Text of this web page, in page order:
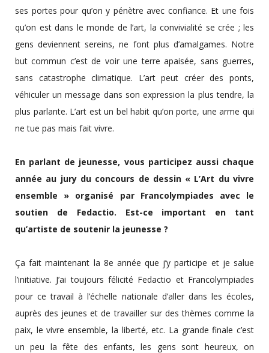
ses portes pour qu’on y pénètre avec confiance. Et une fois
qu’on est dans le monde de l’art, la convivialité se crée ; les
gens deviennent sereins, ne font plus d’amalgames. Notre
but commun c’est de voir une terre apaisée, sans guerres,
sans catastrophe climatique. L’art peut créer des ponts,
véhiculer un message dans son expression la plus tendre, la
plus parlante. L’art est un bel habit qu’on porte, une arme qui
ne tue pas mais fait vivre.
En parlant de jeunesse, vous participez aussi chaque
année au jury du concours de dessin « L’Art du vivre
ensemble » organisé par Francolympiades avec le
soutien de Fedactio. Est-ce important en tant
qu’artiste de soutenir la jeunesse ?
Ça fait maintenant la 8e année que j’y participe et je salue
l’initiative. J’ai toujours félicité Fedactio et Francolympiades
pour ce travail à l’échelle nationale d’aller dans les écoles,
auprès des jeunes et de travailler sur des thèmes comme la
paix, le vivre ensemble, la liberté, etc. La grande finale c’est
un peu la fête des enfants, les gens sont heureux, on